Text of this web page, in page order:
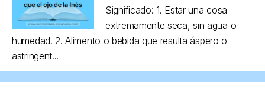
Significado: 1. Estar una cosa
extremamente seca, sin agua o
humedad. 2. Alimento o bebida que resulta áspero o
astringent...